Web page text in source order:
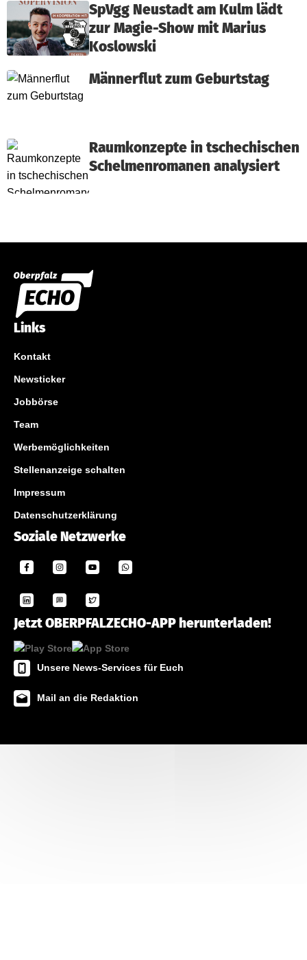
SpVgg Neustadt am Kulm lädt
zur Magie-Show mit Marius
Koslowski
Männerflut zum Geburtstag
Raumkonzepte in tschechischen
Schelmenromanen analysiert
Links
Kontakt
Newsticker
Jobbörse
Team
Werbemöglichkeiten
Stellenanzeige schalten
Impressum
Datenschutzerklärung
Soziale Netzwerke
Jetzt OBERPFALZECHO-APP herunterladen!
Unsere News-Services für Euch
Mail an die Redaktion